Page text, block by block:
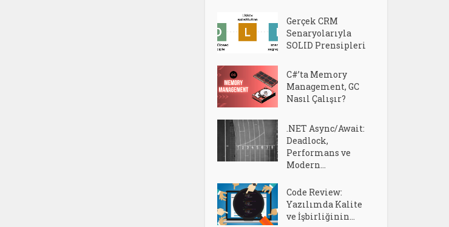
Gerçek CRM
Senaryolarıyla
SOLID Prensipleri
C#’ta Memory
Management, GC
Nasıl Çalışır?
.NET Async/Await:
Deadlock,
Performans ve
Modern...
Code Review:
Yazılımda Kalite
ve İşbirliğinin...